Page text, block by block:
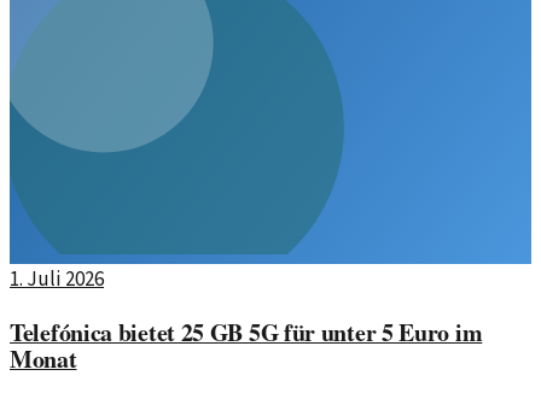
1. Juli 2026
Telefónica bietet 25 GB 5G für unter 5 Euro im
Monat